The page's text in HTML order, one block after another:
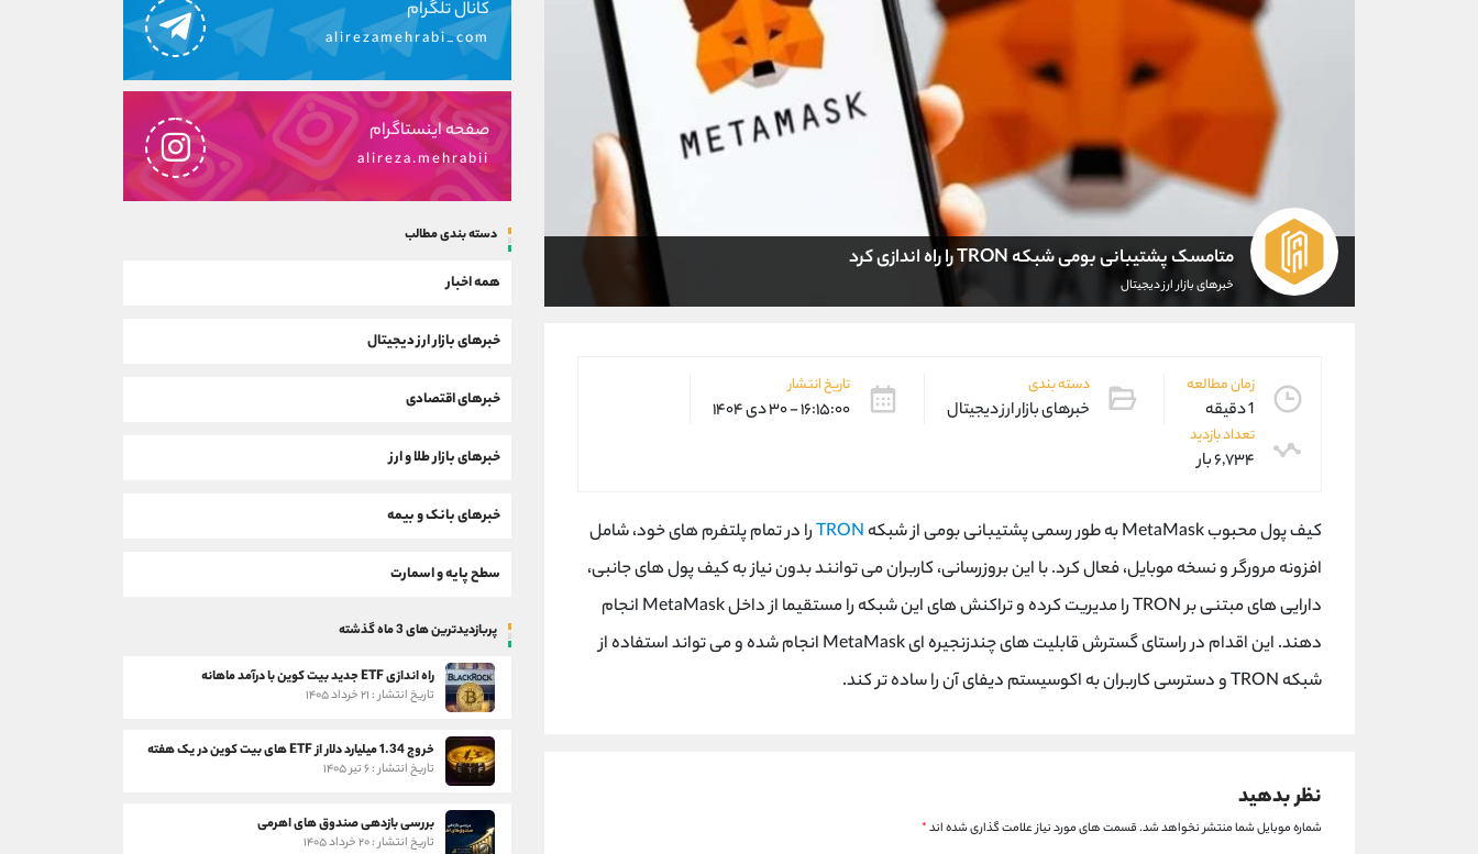
متامسک پشتیبانی بومی شبکه TRON را راه اندازی کرد
خبرهای بازار ارز دیجیتال
زمان مطالعه
1 دقیقه
دسته بندی
خبرهای بازار ارز دیجیتال
تاریخ انتشار
۱۶:۱۵:۰۰ - ۳۰ دی ۱۴۰۴
تعداد بازدید
۶,۷۳۴ بار
کیف پول محبوب MetaMask به طور رسمی پشتیبانی بومی از شبکه TRONرا در تمام پلتفرم های خود، شامل
افزونه مرورگر و نسخه موبایل، فعال کرد. با این بروزرسانی، کاربران می توانند بدون نیاز به کیف پول های جانبی،
دارایی های مبتنی بر TRON را مدیریت کرده و تراکنش های این شبکه را مستقیما از داخل MetaMask انجام
دهند. این اقدام در راستای گسترش قابلیت های چندزنجیره ای MetaMask انجام شده و می تواند استفاده از
شبکه TRON و دسترسی کاربران به اکوسیستم دیفای آن را ساده تر کند.
نظر بدهید
شماره موبایل شما منتشر نخواهد شد.قسمت های مورد نیاز علامت گذاری شده اند*
کانال تلگرام
alirezamehrabi_com
صفحه اینستاگرام
alireza.mehrabii
دسته بندی مطالب
همه اخبار
خبرهای بازار ارز دیجیتال
خبرهای اقتصادی
خبرهای بازار طلا و ارز
خبرهای بانک و بیمه
سطح پایه و اسمارت
پربازدیدترین های 3 ماه گذشته
راه اندازی ETF جدید بیت کوین با درآمد ماهانه
تاریخ انتشار : ۲۱ خرداد ۱۴۰۵
خروج 1.34 میلیارد دلار از ETF های بیت کوین در یک هفته
تاریخ انتشار : ۶ تیر ۱۴۰۵
بررسی بازدهی صندوق های اهرمی
تاریخ انتشار : ۲۰ خرداد ۱۴۰۵